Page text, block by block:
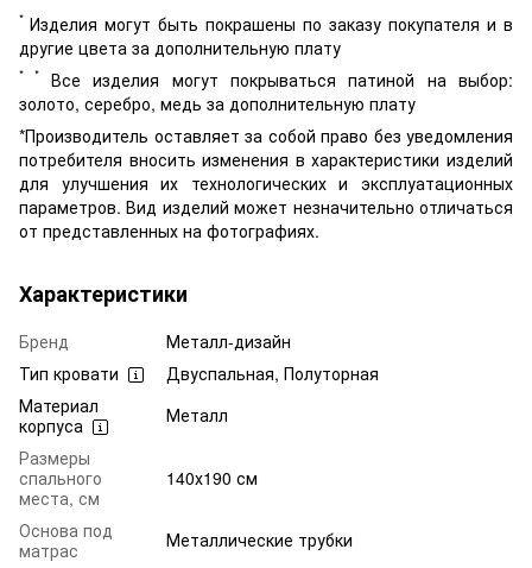
* Изделия могут быть покрашены по заказу покупателя и в
другие цвета за дополнительную плату
* * Все изделия могут покрываться патиной на выбор:
золото, серебро, медь за дополнительную плату
*Производитель оставляет за собой право без уведомления
потребителя вносить изменения в характеристики изделий
для улучшения их технологических и эксплуатационных
параметров. Вид изделий может незначительно отличаться
от представленных на фотографиях.
Характеристики
Бренд
Металл-дизайн
Тип кровати
Двуспальная, Полуторная
Материал
корпуса
Металл
Размеры
спального
места, см
140х190 см
Основа под
матрас
Металлические трубки